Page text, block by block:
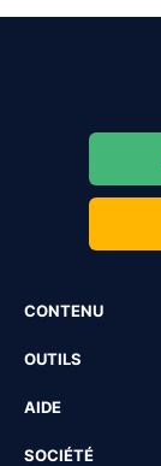
CONTENU
OUTILS
AIDE
SOCIÉTÉ